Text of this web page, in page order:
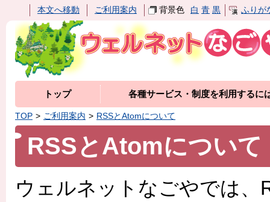
本文へ移動 ご利用案内 背景色 白 青 黒 ふりが
トップ 各種サービス・制度を利用するに
TOP ご利用案内 RSSとAtomについて
RSSとAtomについて
ウェルネットなごやでは、